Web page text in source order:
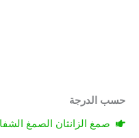
حسب الدرجة
صمغ الزانثان الصمغ